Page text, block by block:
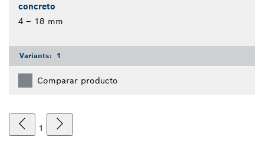
concreto
4 – 18 mm
Variants: 1
Comparar producto
1